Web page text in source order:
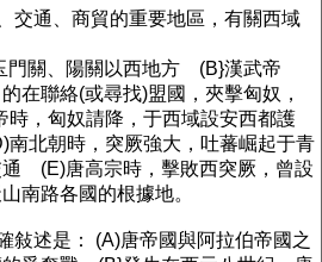
交通、商貿的重要地區，有關西域
門關、陽關以西地方 (B}漢武帝
在聯絡(或尋找)盟國，夾擊匈奴，
，匈奴請降，于西域設安西都護
北朝時，突厥強大，吐蕃崛起于青
(E)唐高宗時，擊敗西突厥，曾設
南路各國的根據地。
敍述是： (A)唐帝國與阿拉伯帝國之